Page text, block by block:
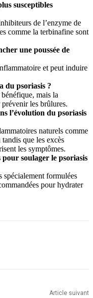
susceptibles
de l’enzyme de
comme la terbinafine sont
une poussée de
et peut induire
du psoriasis ?
mais la
les brûlures.
l’évolution du psoriasis
naturels comme
que les excès
les symptômes.
soulager le psoriasis
spécialement formulées
pour hydrater
Article suivant